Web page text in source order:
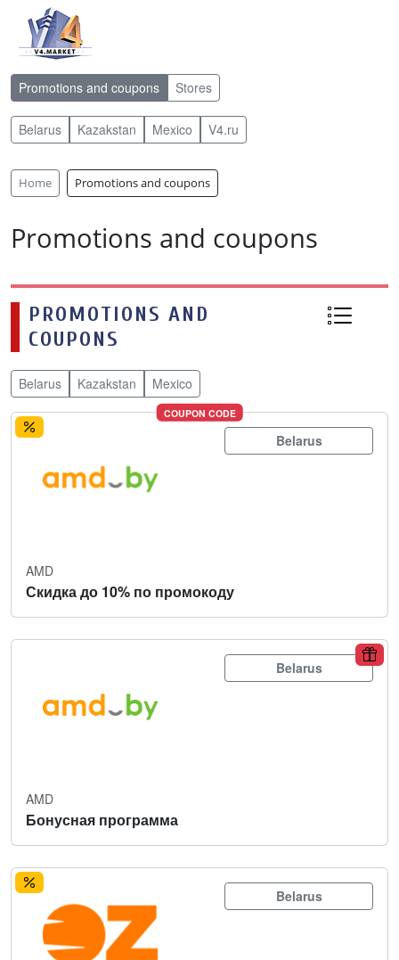
Promotions and coupons Stores
Belarus Kazakstan Mexico V4.ru
Home Promotions and coupons
Promotions and coupons
PROMOTIONS AND
COUPONS
Belarus Kazakstan Mexico
COUPON CODE
Belarus
AMD
Скидка до 10% по промокоду
Belarus
AMD
Бонусная программа
Belarus